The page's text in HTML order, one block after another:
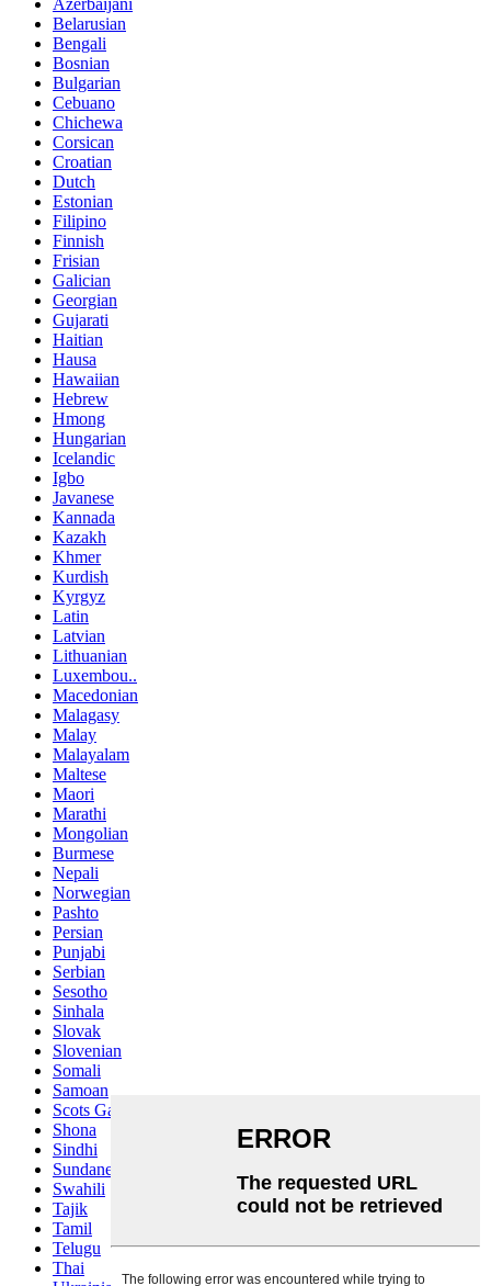
Azerbaijani
Belarusian
Bengali
Bosnian
Bulgarian
Cebuano
Chichewa
Corsican
Croatian
Dutch
Estonian
Filipino
Finnish
Frisian
Galician
Georgian
Gujarati
Haitian
Hausa
Hawaiian
Hebrew
Hmong
Hungarian
Icelandic
Igbo
Javanese
Kannada
Kazakh
Khmer
Kurdish
Kyrgyz
Latin
Latvian
Lithuanian
Luxembou..
Macedonian
Malagasy
Malay
Malayalam
Maltese
Maori
Marathi
Mongolian
Burmese
Nepali
Norwegian
Pashto
Persian
Punjabi
Serbian
Sesotho
Sinhala
Slovak
Slovenian
Somali
Samoan
Scots Gaelic
Shona
Sindhi
Sundanese
Swahili
Tajik
Tamil
Telugu
Thai